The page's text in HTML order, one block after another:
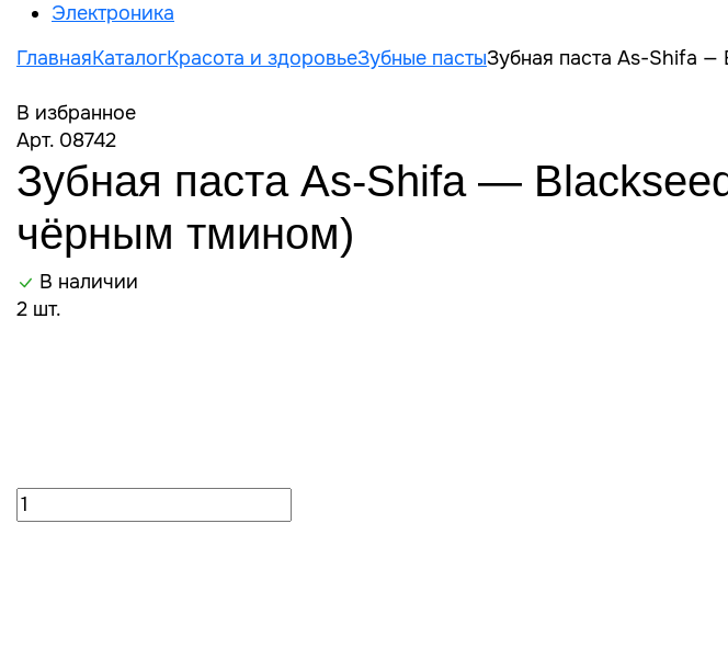
Электроника
ГлавнаяКаталогКрасота и здоровьеЗубные пастыЗубная паста As-Shifa
В избранное
Арт. 08742
Зубная паста As-Shifa —
чёрным тмином)
В наличии
2 шт.